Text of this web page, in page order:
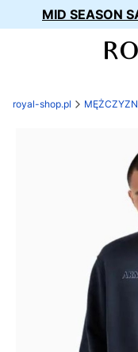
MID SEASON
royal-shop.pl